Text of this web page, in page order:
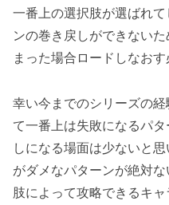
一番上の選択肢が選ばれ
ンの巻き戻しができない
まった場合ロードしなお
幸い今までのシリーズの
て一番上は失敗になるパ
しになる場面は少ないと
がダメなパターンが絶対
肢によって攻略できるキャ